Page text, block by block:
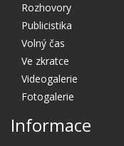
Rozhovory
Publicistika
Volný čas
Ve zkratce
Videogalerie
Fotogalerie
Informace